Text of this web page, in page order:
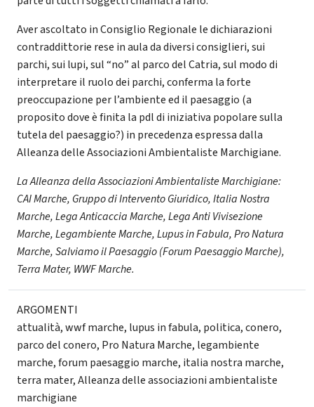
Aver ascoltato in Consiglio Regionale le dichiarazioni
contraddittorie rese in aula da diversi consiglieri, sui
parchi, sui lupi, sul “no” al parco del Catria, sul modo di
interpretare il ruolo dei parchi, conferma la forte
preoccupazione per l’ambiente ed il paesaggio (a
proposito dove è finita la pdl di iniziativa popolare sulla
tutela del paesaggio?) in precedenza espressa dalla
Alleanza delle Associazioni Ambientaliste Marchigiane.
La Alleanza della Associazioni Ambientaliste Marchigiane:
CAI Marche, Gruppo di Intervento Giuridico, Italia Nostra
Marche, Lega Anticaccia Marche, Lega Anti Vivisezione
Marche, Legambiente Marche, Lupus in Fabula, Pro Natura
Marche, Salviamo il Paesaggio (Forum Paesaggio Marche),
Terra Mater, WWF Marche.
ARGOMENTI
attualità,wwf marche, lupus in fabula, politica,conero,
parco del conero, Pro Natura Marche, legambiente
marche,forum paesaggio marche, italia nostra marche,
terra mater,Alleanza delle associazioni ambientaliste
marchigiane